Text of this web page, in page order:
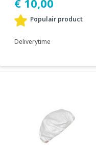
Populair product
Deliverytime